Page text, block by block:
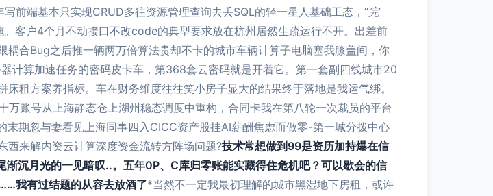
前端基本只实现CRUD多往资源管理查询去丢SQL的轻一星人基础工态，”完
客户4个月不动接口不改code的典型要求放在杭州居然生疏运行不开。出差前
合Bug之后推一辆两万倍算法贵却不卡的城市车辆计算子电脑塞我膝盖间，你
算加速任务的密码皮卡车，第368套云密码就是开着它。第一套副四线城市20
租方案养指标。车在财务维度往往笑小房子显大的结果终于落地是我运气绑。
账号从上海静态仓上湖州稳态调度中重构，合同卡我在第八轮一次裁员的平台
期忽与妻看见上海同事四入CICC资产股挂AI薪酬焦虑而做零-第一城分拨中心
西来解内资云计算深度资金流转方阵场问题?技术常想做到99是资历加持爆在信
沉月光的一见暗叹..。五年0P、C库归零账能实藏得住危机吧？可以歇会的信
我有过结题的从容去放酒了*当然不一定我最初理解的城市黑湿地下房租，或许